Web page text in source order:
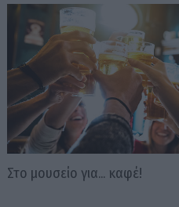
Στο μουσείο για... καφέ!